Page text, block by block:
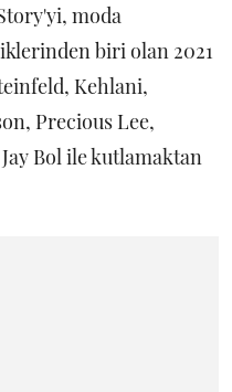
moda
biri olan 2021
Kehlani,
Precious Lee,
Bol ile kutlamaktan